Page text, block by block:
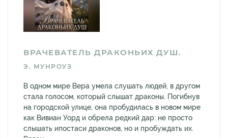
ВРАЧЕВАТЕЛЬ ДРАКОНЬИХ ДУШ.
Э. МУНРОУЗ
В одном мире Вера умела слушать людей, в другом
стала голосом, который слышат драконы. Погибнув
на городской улице, она пробудилась в новом мире
как Вивиан Уорд и обрела редкий дар: не просто
слышать ипостаси драконов, но и пробуждать их.